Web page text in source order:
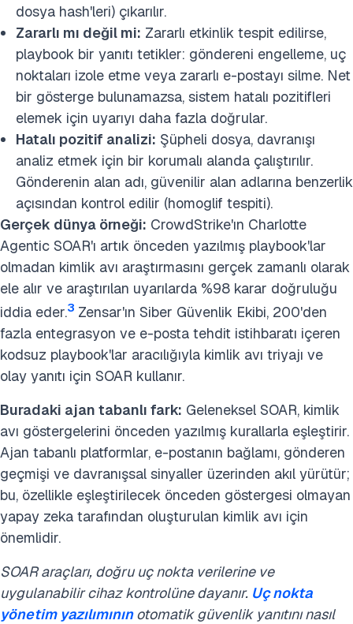
dosya hash'leri) çıkarılır.
Zararlı mı değil mi: Zararlı etkinlik tespit edilirse,
playbook bir yanıtı tetikler: göndereni engelleme, uç
noktaları izole etme veya zararlı e-postayı silme. Net
bir gösterge bulunamazsa, sistem hatalı pozitifleri
elemek için uyarıyı daha fazla doğrular.
Hatalı pozitif analizi: Şüpheli dosya, davranışı
analiz etmek için bir korumalı alanda çalıştırılır.
Gönderenin alan adı, güvenilir alan adlarına benzerlik
açısından kontrol edilir (homoglif tespiti).
Gerçek dünya örneği: CrowdStrike'ın Charlotte
Agentic SOAR'ı artık önceden yazılmış playbook'lar
olmadan kimlik avı araştırmasını gerçek zamanlı olarak
ele alır ve araştırılan uyarılarda %98 karar doğruluğu
iddia eder.3 Zensar'ın Siber Güvenlik Ekibi, 200'den
fazla entegrasyon ve e-posta tehdit istihbaratı içeren
kodsuz playbook'lar aracılığıyla kimlik avı triyajı ve
olay yanıtı için SOAR kullanır.
Buradaki ajan tabanlı fark: Geleneksel SOAR, kimlik
avı göstergelerini önceden yazılmış kurallarla eşleştirir.
Ajan tabanlı platformlar, e-postanın bağlamı, gönderen
geçmişi ve davranışsal sinyaller üzerinden akıl yürütür;
bu, özellikle eşleştirilecek önceden göstergesi olmayan
yapay zeka tarafından oluşturulan kimlik avı için
önemlidir.
SOAR araçları, doğru uç nokta verilerine ve
uygulanabilir cihaz kontrolüne dayanır. Uç nokta
yönetim yazılımınınotomatik güvenlik yanıtını nasıl